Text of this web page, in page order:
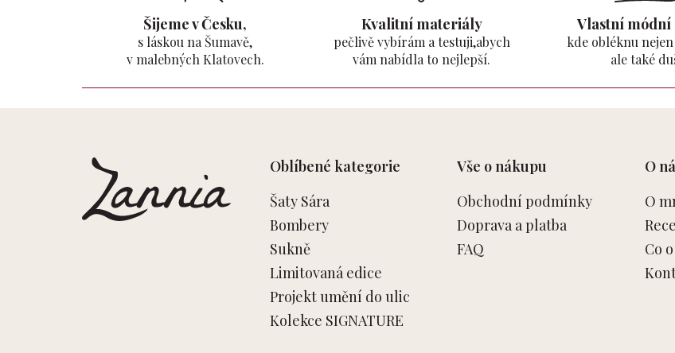
Šijeme v Česku,
s láskou na Šumavě,
v malebných Klatovech.
Kvalitní materiály
pečlivě vybírám a testuji,abych
vám nabídla to nejlepší.
Vlastní módní
kde obléknu
ale také
Oblíbené kategorie
Šaty Sára
Bombery
Sukně
Limitovaná edice
Projekt umění do ulic
Kolekce SIGNATURE
Vše o nákupu
Obchodní podmínky
Doprava a platba
FAQ
O
O
Co